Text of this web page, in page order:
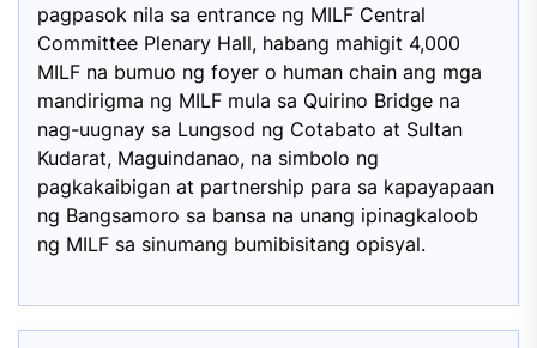
pagpasok nila sa entrance ng MILF Central
Committee Plenary Hall, habang mahigit 4,000
MILF na bumuo ng foyer o human chain ang mga
mandirigma ng MILF mula sa Quirino Bridge na
nag-uugnay sa Lungsod ng Cotabato at Sultan
Kudarat, Maguindanao, na simbolo ng
pagkakaibigan at partnership para sa kapayapaan
ng Bangsamoro sa bansa na unang ipinagkaloob
ng MILF sa sinumang bumibisitang opisyal.